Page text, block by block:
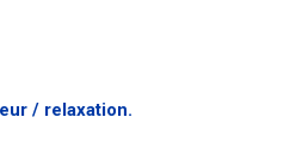
/ relaxation.